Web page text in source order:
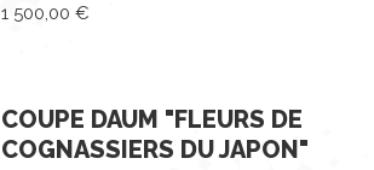
1 500,00 €
COUPE DAUM "FLEURS DE
COGNASSIERS DU JAPON"